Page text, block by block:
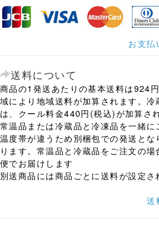
お支払
送料について
商品の1発送あたりの基本送料は924
域により地域送料が加算されます。
は、クール料金440円(税込)が加算さ
常温品または冷蔵品と冷凍品を一緒に
温度帯が違うため別梱包での発送と
ります。常温品と冷蔵品をご注文の
便でお届けします
別送商品には商品ごとに送料が設定さ
送